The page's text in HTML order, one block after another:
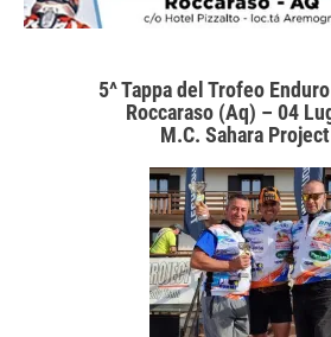
5^ Tappa del Trofeo
Roccaraso (Aq) – 04
M.C. Sahara